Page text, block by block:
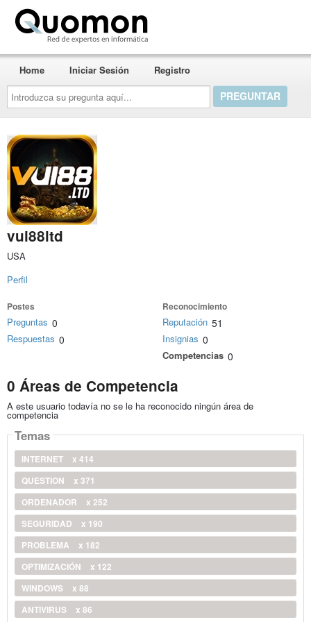
Introduzca
su
pregunta
aquí...
Home Iniciar Sesión Registro
vui88ltd
USA
Perfil
Postes
Preguntas 0
Respuestas 0
Reconocimiento
Reputación 51
Insignias 0
Competencias 0
0 Áreas de Competencia
A este usuario todavía no se le ha reconocido ningún área de
competencia
Temas
INTERNET
x 414
QUESTION
x 371
ORDENADOR
x 252
SEGURIDAD
x 190
PROBLEMA
x 182
OPTIMIZACIÓN
x 122
WINDOWS
x 88
ANTIVIRUS
x 86